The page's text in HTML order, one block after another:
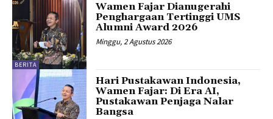
BERITA
Wamen Fajar Dianugerahi
Penghargaan Tertinggi UMS
Alumni Award 2026
Minggu, 2 Agustus 2026
Hari Pustakawan Indonesia,
Wamen Fajar: Di Era AI,
Pustakawan Penjaga Nalar
Bangsa